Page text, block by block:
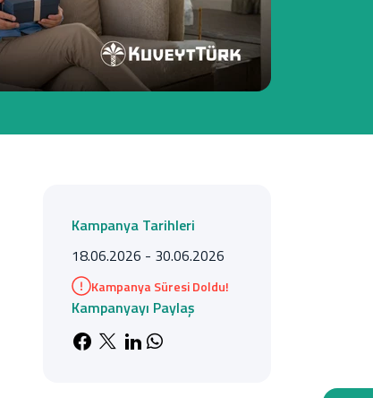
Tüm Kampanyalar
Tüm Kampanyalar
Kampanya Tarihleri
18.06.2026 - 30.06.2026
Kampanya Süresi Doldu!
Kampanyayı Paylaş
Facebook'da paylaş
X'de paylaş
LinkedIn'de paylaş